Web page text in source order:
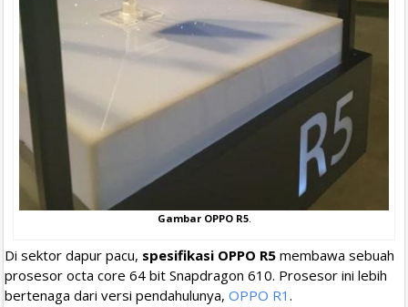
Gambar OPPO R5.
Di sektor dapur pacu, spesifikasi OPPO R5 membawa sebuah
prosesor octa core 64 bit Snapdragon 610. Prosesor ini lebih
bertenaga dari versi pendahulunya, OPPO R1 .